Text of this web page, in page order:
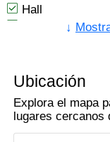
Hall
Sala Comedor
Calentador De
Baño Compartido
Antejardín
En Casa
↓
Ubicación
Explora el mapa
lugares cercanos